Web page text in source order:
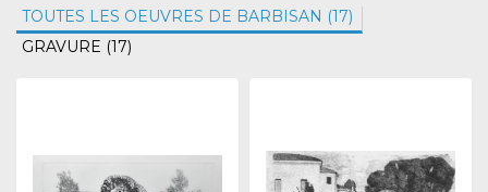
TOUTES LES OEUVRES DE BARBISAN (17)
GRAVURE (17)